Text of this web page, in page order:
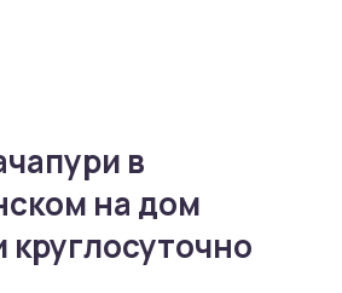
в
на дом
круглосуточно